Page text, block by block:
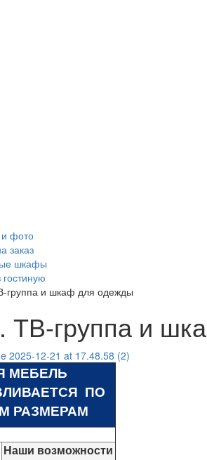
и фото
заказ
шкафы
группа и шкаф для одежды
ТВ-группа и
МЕБЕЛЬ
ПО
РАЗМЕРАМ
Наши возможности